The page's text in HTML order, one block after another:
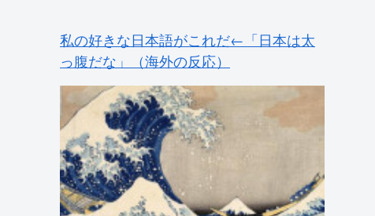
私の好きな日本語がこれだ←「日本は太
っ腹だな」（海外の反応）